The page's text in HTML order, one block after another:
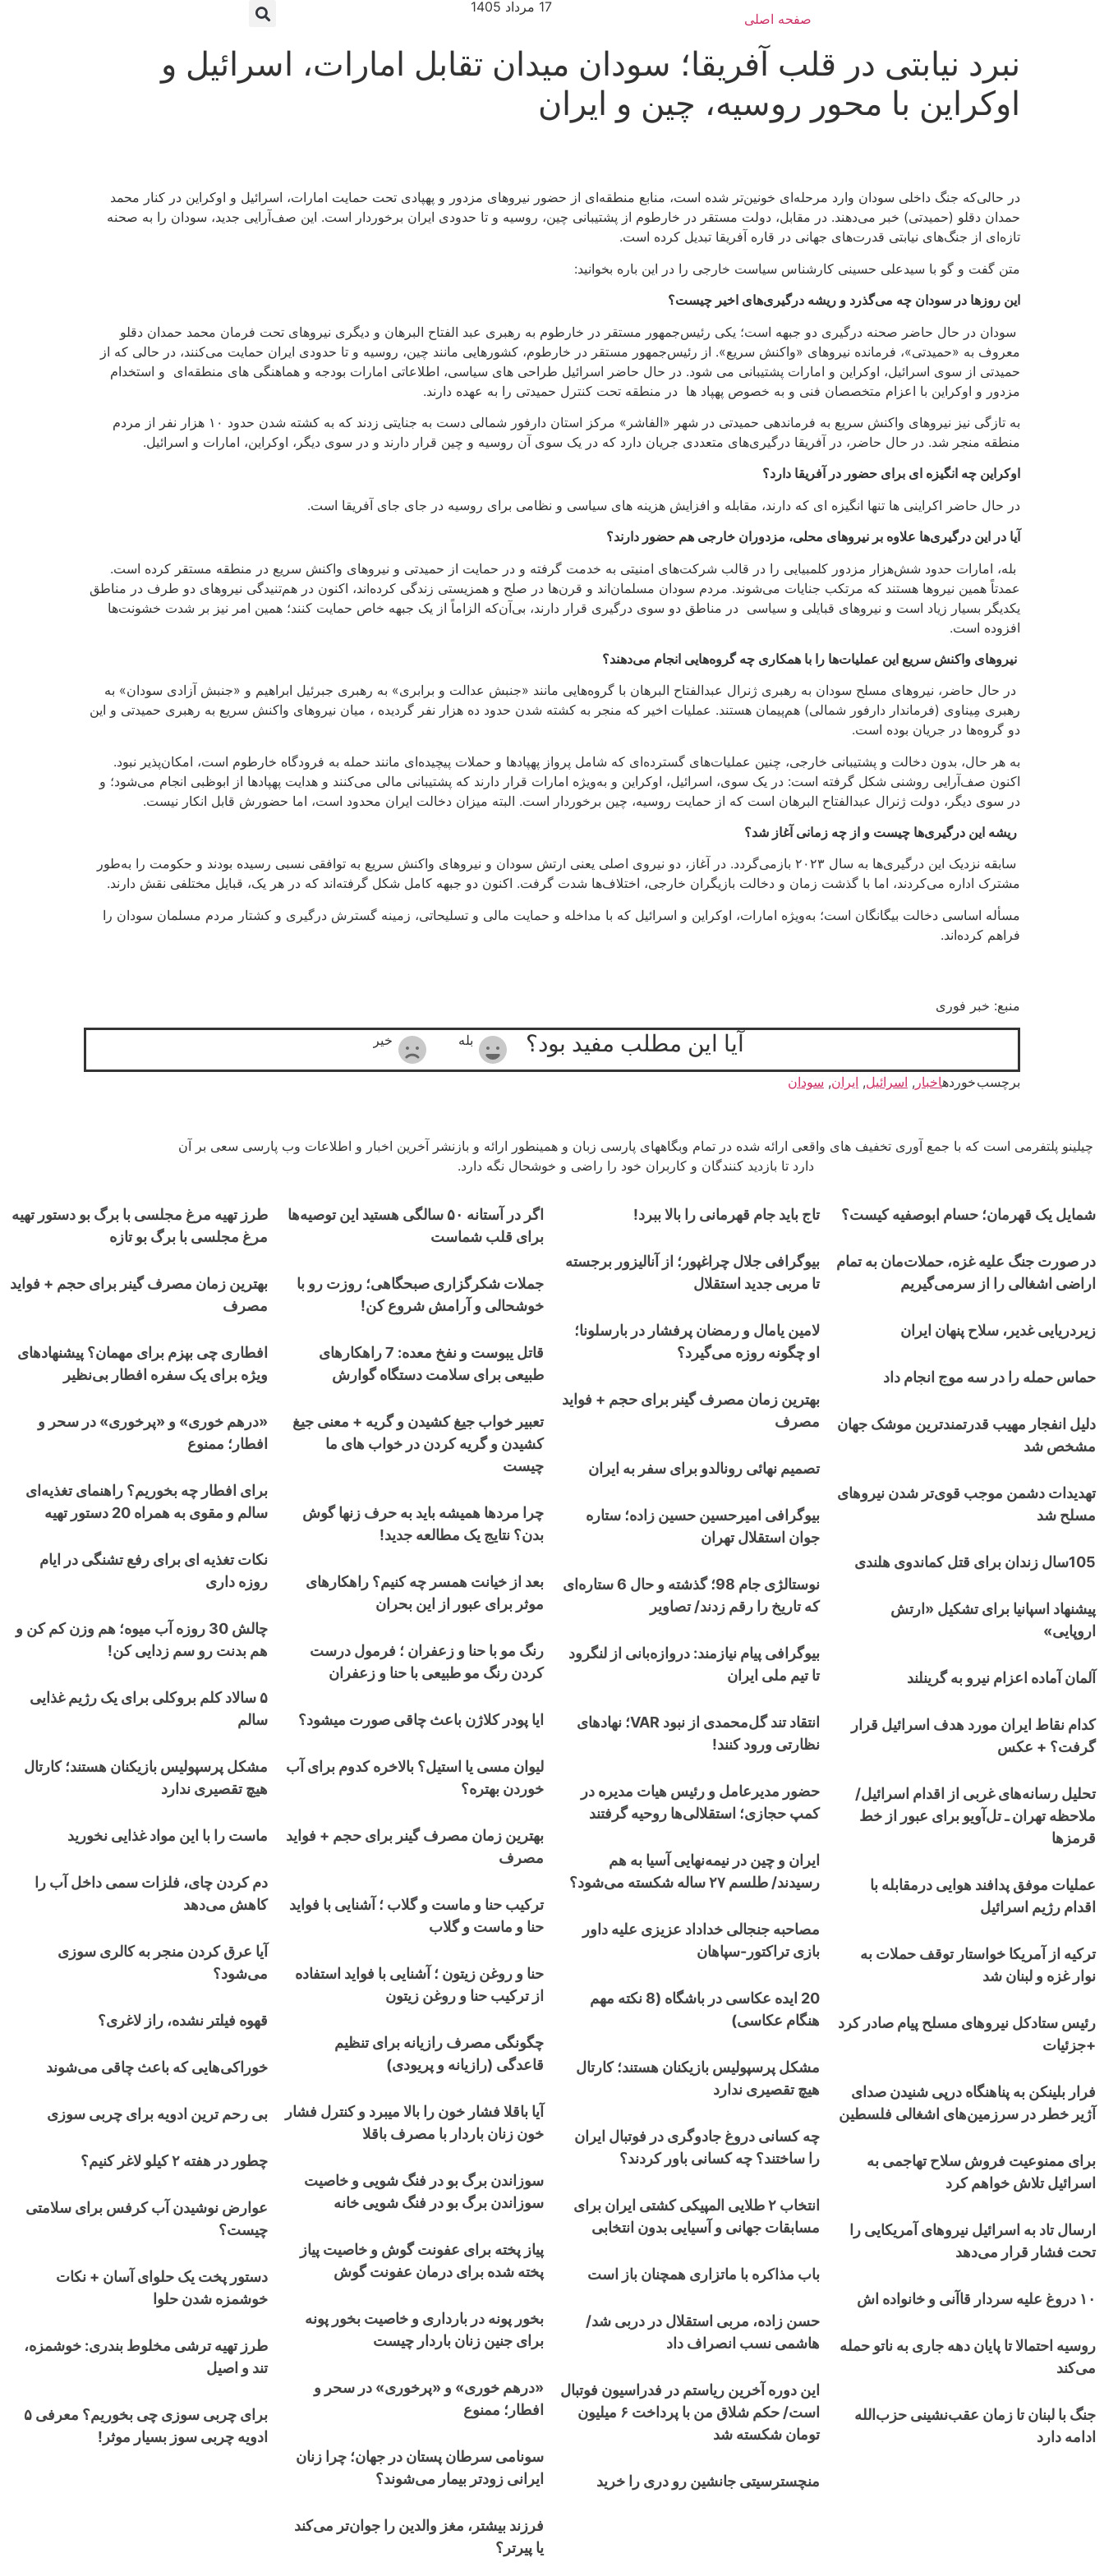
صفحه اصلی
17 مرداد 1405
نبرد نیابتی در قلب آفریقا؛ سودان میدان تقابل امارات، اسرائیل و
اوکراین با محور روسیه، چین و ایران
در حالی‌که جنگ داخلی سودان وارد مرحله‌ای خونین‌تر شده است، منابع منطقه‌ای از حضور نیروهای مزدور و پهپادی تحت حمایت امارات، اسرائیل و اوکراین در کنار محمد
حمدان دقلو (حمیدتی) خبر می‌دهند. در مقابل، دولت مستقر در خارطوم از پشتیبانی چین، روسیه و تا حدودی ایران برخوردار است. این صف‌آرایی جدید، سودان را به صحنه
تازه‌ای از جنگ‌های نیابتی قدرت‌های جهانی در قاره آفریقا تبدیل کرده است.
متن گفت و گو با سیدعلی حسینی کارشناس سیاست خارجی را در این باره بخوانید:
این روزها در سودان چه می‌گذرد و ریشه درگیری‌های اخیر چیست؟
سودان در حال حاضر صحنه درگیری دو جبهه است؛ یکی رئیس‌جمهور مستقر در خارطوم به رهبری عبد الفتاح البرهان و دیگری نیروهای تحت فرمان محمد حمدان دقلو
معروف به «حمیدتی»، فرمانده نیروهای «واکنش سریع». از رئیس‌جمهور مستقر در خارطوم، کشورهایی مانند چین، روسیه و تا حدودی ایران حمایت می‌کنند، در حالی که از
حمیدتی از سوی اسرائیل، اوکراین و امارات پشتیبانی می شود. در حال حاضر اسرائیل طراحی های سیاسی، اطلاعاتی امارات بودجه و هماهنگی های منطقه‌ای و استخدام
مزدور و اوکراین با اعزام متخصصان فنی و به خصوص پهپاد ها در منطقه تحت کنترل حمیدتی را به عهده دارند.
به تازگی نیز نیروهای واکنش سریع به فرماندهی حمیدتی در شهر «الفاشر» مرکز استان دارفور شمالی دست به جنایتی زدند که به کشته شدن حدود ۱۰ هزار نفر از مردم
منطقه منجر شد. در حال حاضر، در آفریقا درگیری‌های متعددی جریان دارد که در یک سوی آن روسیه و چین قرار دارند و در سوی دیگر، اوکراین، امارات و اسرائیل.
اوکراین چه انگیزه ای برای حضور در آفریقا دارد؟
در حال حاضر اکراینی ها تنها انگیزه ای که دارند، مقابله و افزایش هزینه های سیاسی و نظامی برای روسیه در جای جای آفریقا است.
آیا در این درگیری‌ها علاوه بر نیروهای محلی، مزدوران خارجی هم حضور دارند؟
بله، امارات حدود شش‌هزار مزدور کلمبیایی را در قالب شرکت‌های امنیتی به خدمت گرفته و در حمایت از حمیدتی و نیروهای واکنش سریع در منطقه مستقر کرده است.
عمدتاً همین نیروها هستند که مرتکب جنایات می‌شوند. مردم سودان مسلمان‌اند و قرن‌ها در صلح و همزیستی زندگی کرده‌اند، اکنون در هم‌تنیدگی نیروهای دو طرف در مناطق
یکدیگر بسیار زیاد است و نیروهای قبایلی و سیاسی در مناطق دو سوی درگیری قرار دارند، بی‌آن‌که الزاماً از یک جبهه خاص حمایت کنند؛ همین امر نیز بر شدت خشونت‌ها
افزوده است.
نیروهای واکنش سریع این عملیات‌ها را با همکاری چه گروه‌هایی انجام می‌دهند؟
در حال حاضر، نیروهای مسلح سودان به رهبری ژنرال عبدالفتاح البرهان با گروه‌هایی مانند «جنبش عدالت و برابری» به رهبری جبرئیل ابراهیم و «جنبش آزادی سودان» به
رهبری مِیناوی (فرماندار دارفور شمالی) هم‌پیمان هستند. عملیات اخیر که منجر به کشته شدن حدود ده هزار نفر گردیده ، میان نیروهای واکنش سریع به رهبری حمیدتی و این
دو گروه‌ها در جریان بوده است.
به هر حال، بدون دخالت و پشتیبانی خارجی، چنین عملیات‌های گسترده‌ای که شامل پرواز پهپادها و حملات پیچیده‌ای مانند حمله به فرودگاه خارطوم است، امکان‌پذیر نبود.
اکنون صف‌آرایی روشنی شکل گرفته است: در یک سوی، اسرائیل، اوکراین و به‌ویژه امارات قرار دارند که پشتیبانی مالی می‌کنند و هدایت پهپادها از ابوظبی انجام می‌شود؛ و
در سوی دیگر، دولت ژنرال عبدالفتاح البرهان است که از حمایت روسیه، چین برخوردار است. البته میزان دخالت ایران محدود است، اما حضورش قابل انکار نیست.
ریشه این درگیری‌ها چیست و از چه زمانی آغاز شد؟
سابقه نزدیک این درگیری‌ها به سال ۲۰۲۳ بازمی‌گردد. در آغاز، دو نیروی اصلی یعنی ارتش سودان و نیروهای واکنش سریع به توافقی نسبی رسیده بودند و حکومت را به‌طور
مشترک اداره می‌کردند، اما با گذشت زمان و دخالت بازیگران خارجی، اختلاف‌ها شدت گرفت. اکنون دو جبهه کامل شکل گرفته‌اند که در هر یک، قبایل مختلفی نقش دارند.
مسأله اساسی دخالت بیگانگان است؛ به‌ویژه امارات، اوکراین و اسرائیل که با مداخله و حمایت مالی و تسلیحاتی، زمینه گسترش درگیری و کشتار مردم مسلمان سودان را
فراهم کرده‌اند.
منبع: خبر فوری
آیا این مطلب مفید بود؟ بله خیر
برچسب خوردهاخبار , اسرائيل, ایران, سودان
چیلینو پلتفرمی است که با جمع آوری تخفیف های واقعی ارائه شده در تمام وبگاههای پارسی زبان و همینطور ارائه و بازنشر آخرین اخبار و اطلاعات وب پارسی سعی بر آن
دارد تا بازدید کنندگان و کاربران خود را راضی و خوشحال نگه دارد.
شمایل یک قهرمان؛ حسام ابوصفیه کیست؟
در صورت جنگ علیه غزه، حملات‌مان به تمام
اراضی اشغالی را از سرمی‌گیریم
زیردریایی غدیر، سلاح پنهان ایران
حماس حمله را در سه موج انجام داد
دلیل انفجار مهیب قدرتمندترین موشک جهان
مشخص شد
تهدیدات دشمن موجب قوی‌تر شدن نیروهای
مسلح شد
105سال زندان برای قتل کماندوی هلندی
پیشنهاد اسپانیا برای تشکیل «ارتش
اروپایی»
آلمان آماده اعزام نیرو به گرینلند
کدام نقاط ایران مورد هدف اسرائیل قرار
گرفت؟ + عکس
تحلیل رسانه‌های غربی از اقدام اسرائیل/
ملاحظه تهران ـ تل‌آویو برای عبور از خط
قرمزها
عملیات موفق پدافند هوایی درمقابله با
اقدام رژیم اسرائیل
ترکیه از آمریکا خواستار توقف حملات به
نوار غزه و لبنان شد
رئیس ستادکل نیروهای مسلح پیام صادر کرد
+جزئیات
فرار بلینکن به پناهنگاه درپی شنیدن صدای
آژیر خطر در سرزمین‌های اشغالی فلسطین
برای ممنوعیت فروش سلاح تهاجمی به
اسرائیل تلاش خواهم کرد
ارسال تاد به اسرائیل نیروهای آمریکایی را
تحت فشار قرار می‌دهد
۱۰ دروغ علیه سردار قاآنی و خانواده اش
روسیه احتمالا تا پایان دهه جاری به ناتو حمله
می‌کند
جنگ با لبنان تا زمان عقب‌نشینی حزب‌الله
ادامه دارد
تاج باید جام قهرمانی را بالا ببرد!
بیوگرافی جلال چراغپور؛ از آنالیزور برجسته
تا مربی جدید استقلال
لامین یامال و رمضان پرفشار در بارسلونا؛
او چگونه روزه می‌گیرد؟
بهترین زمان مصرف گینر برای حجم + فواید
مصرف
تصمیم نهائی رونالدو برای سفر به ایران
بیوگرافی امیرحسین حسین زاده؛ ستاره
جوان استقلال تهران
نوستالژی جام 98؛ گذشته و حال 6 ستاره‌ای
که تاریخ را رقم زدند/ تصاویر
بیوگرافی پیام نیازمند: دروازه‌بانی از لنگرود
تا تیم ملی ایران
انتقاد تند گل‌محمدی از نبود VAR؛ نهادهای
نظارتی ورود کنند!
حضور مدیرعامل و رئیس هیات مدیره در
کمپ حجازی؛ استقلالی‌ها روحیه گرفتند
ایران و چین در نیمه‌نهایی آسیا به هم
رسیدند/ طلسم ۲۷ ساله شکسته می‌شود؟
مصاحبه جنجالی خداداد عزیزی علیه داور
بازی تراکتور-سپاهان
20 ایده عکاسی در باشگاه (8 نکته مهم
هنگام عکاسی)
مشکل پرسپولیس بازیکنان هستند؛ کارتال
هیچ تقصیری ندارد
چه کسانی دروغ جادوگری در فوتبال ایران
را ساختند؟ چه کسانی باور کردند؟
انتخاب ۲ طلایی المپیکی کشتی ایران برای
مسابقات جهانی و آسیایی بدون انتخابی
باب مذاکره با ماتزاری همچنان باز است
حسن زاده، مربی استقلال در دربی شد/
هاشمی نسب انصراف داد
این دوره آخرین ریاستم در فدراسیون فوتبال
است/ حکم شلاق من با پرداخت ۶ میلیون
تومان شکسته شد
منچسترسیتی جانشین رو دری را خرید
اگر در آستانه ۵۰ سالگی هستید این توصیه‌ها
برای قلب شماست
جملات شکرگزاری صبحگاهی؛ روزت رو با
خوشحالی و آرامش شروع کن!
قاتل یبوست و نفخ معده: 7 راهکارهای
طبیعی برای سلامت دستگاه گوارش
تعبیر خواب جیغ کشیدن و گریه + معنی جیغ
کشیدن و گریه کردن در خواب های ما
چیست
چرا مردها همیشه باید به حرف زنها گوش
بدن؟ نتایج یک مطالعه جدید!
بعد از خیانت همسر چه کنیم؟ راهکارهای
موثر برای عبور از این بحران
رنگ مو با حنا و زعفران ؛ فرمول درست
کردن رنگ مو طبیعی با حنا و زعفران
ایا پودر کلاژن باعث چاقی صورت میشود؟
لیوان مسی یا استیل؟ بالاخره کدوم برای آب
خوردن بهتره؟
بهترین زمان مصرف گینر برای حجم + فواید
مصرف
ترکیب حنا و ماست و گلاب ؛ آشنایی با فواید
حنا و ماست و گلاب
حنا و روغن زیتون ؛ آشنایی با فواید استفاده
از ترکیب حنا و روغن زیتون
چگونگی مصرف رازیانه برای تنظیم
قاعدگی (رازیانه و پریودی)
آیا باقلا فشار خون را بالا میبرد و کنترل فشار
خون زنان باردار با مصرف باقلا
سوزاندن برگ بو در فنگ شویی و خاصیت
سوزاندن برگ بو در فنگ شویی خانه
پیاز پخته برای عفونت گوش و خاصیت پیاز
پخته شده برای درمان عفونت گوش
بخور پونه در بارداری و خاصیت بخور پونه
برای جنین زنان باردار چیست
«درهم خوری» و «پرخوری» در سحر و
افطار؛ ممنوع
سونامی سرطان پستان در جهان‌؛ چرا زنان
ایرانی زودتر بیمار می‌شوند؟
فرزند بیشتر، مغز والدین را جوان‌تر می‌کند
یا پیرتر؟
طرز تهیه مرغ مجلسی با برگ بو دستور تهیه
مرغ مجلسی با برگ بو تازه
بهترین زمان مصرف گینر برای حجم + فواید
مصرف
افطاری چی بپزم برای مهمان؟ پیشنهادهای
ویژه برای یک سفره افطار بی‌نظیر
«درهم خوری» و «پرخوری» در سحر و
افطار؛ ممنوع
برای افطار چه بخوریم؟ راهنمای تغذیه‌ای
سالم و مقوی به همراه 20 دستور تهیه
نکات تغذیه ای برای رفع تشنگی در ایام
روزه داری
چالش 30 روزه آب میوه؛ هم وزن کم کن و
هم بدنت رو سم زدایی کن!
۵ سالاد کلم بروکلی برای یک رژیم غذایی
سالم
مشکل پرسپولیس بازیکنان هستند؛ کارتال
هیچ تقصیری ندارد
ماست را با این مواد غذایی نخورید
دم کردن چای، فلزات سمی داخل آب را
کاهش می‌دهد
آیا عرق کردن منجر به کالری سوزی
می‌شود؟
قهوه فیلتر نشده، راز لاغری؟
خوراکی‌هایی که باعث چاقی می‌شوند
بی رحم ترین ادویه برای چربی سوزی
چطور در هفته ۲ کیلو لاغر کنیم؟
عوارض نوشیدن آب کرفس برای سلامتی
چیست؟
دستور پخت یک حلوای آسان + نکات
خوشمزه شدن حلوا
طرز تهیه ترشی مخلوط بندری: خوشمزه،
تند و اصیل
برای چربی سوزی چی بخوریم؟ معرفی ۵
ادویه چربی سوز بسیار موثر!